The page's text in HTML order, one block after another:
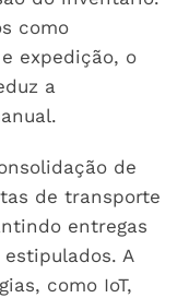
como
e expedição, o
a
de
de transporte
entregas
A
como IoT,